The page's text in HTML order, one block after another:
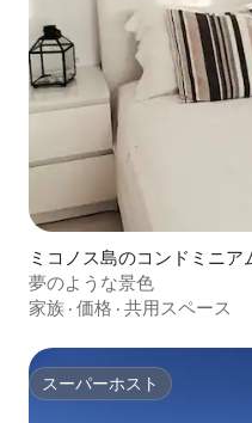
ミコノス島のコンドミニア
夢のような景色
家族 · 価格 · 共用スペース
スーパーホスト
スーパーホスト